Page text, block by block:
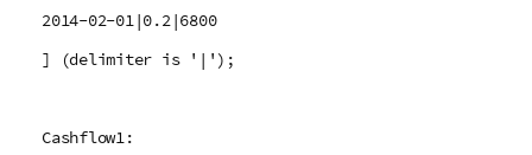
2014-02-01|0.2|6800
] (delimiter is '|');
Cashflow1: